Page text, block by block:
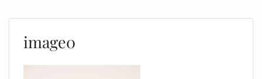
image0